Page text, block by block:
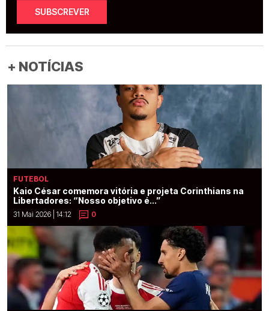
SUBSCREVER
+ NOTÍCIAS
FUTEBOL
Kaio César comemora vitória e projeta Corinthians na
Libertadores: “Nosso objetivo é...”
31 Mai 2026 | 14:12 0